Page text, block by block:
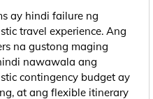
ay hindi failure ng
travel experience. Ang
na gustong maging
nawawala ang
contingency budget ay
at ang flexible itinerary